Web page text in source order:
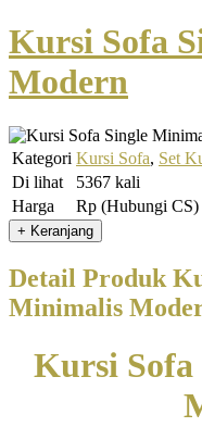
Kursi Sofa
Modern
Kategori Kursi Sofa, Set
Di lihat
5367 kali
Harga
Rp (Hubungi CS)
Detail Produk
Minimalis
Kursi